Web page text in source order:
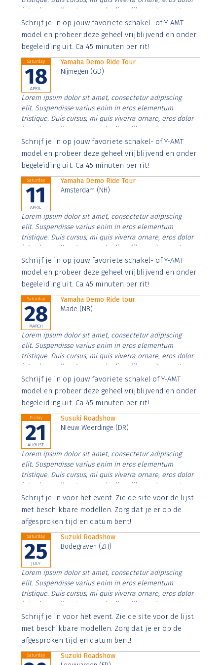
interdum nulla, ut commodo diam libero vitae erat.
Aenean faucibus nibh et justo cursus id rutrum lorem
imperdiet. Nunc ut sem vitae risus tristique posuere.
Schrijf je in op jouw favoriete schakel- of Y-AMT
model en probeer deze geheel vrijblijvend en onder
begeleiding uit. Ca 45 minuten per rit!
Saturday
18
APRIL
Yamaha Demo Ride Tour
Nijmegen (GD)
Lorem ipsum dolor sit amet, consectetur adipiscing
elit. Suspendisse varius enim in eros elementum
tristique. Duis cursus, mi quis viverra ornare, eros dolor
interdum nulla, ut commodo diam libero vitae erat.
Aenean faucibus nibh et justo cursus id rutrum lorem
imperdiet. Nunc ut sem vitae risus tristique posuere.
Schrijf je in op jouw favoriete schakel- of Y-AMT
model en probeer deze geheel vrijblijvend en onder
begeleiding uit. Ca 45 minuten per rit!
Saturday
11
APRIL
Yamaha Demo Ride Tour
Amsterdam (NH)
Lorem ipsum dolor sit amet, consectetur adipiscing
elit. Suspendisse varius enim in eros elementum
tristique. Duis cursus, mi quis viverra ornare, eros dolor
interdum nulla, ut commodo diam libero vitae erat.
Aenean faucibus nibh et justo cursus id rutrum lorem
imperdiet. Nunc ut sem vitae risus tristique posuere.
Schrijf je in op jouw favoriete schakel- of Y-AMT
model en probeer deze geheel vrijblijvend en onder
begeleiding uit. Ca 45 minuten per rit!
Saturday
28
MARCH
Yamaha Demo Ride tour
Made (NB)
Lorem ipsum dolor sit amet, consectetur adipiscing
elit. Suspendisse varius enim in eros elementum
tristique. Duis cursus, mi quis viverra ornare, eros dolor
interdum nulla, ut commodo diam libero vitae erat.
Aenean faucibus nibh et justo cursus id rutrum lorem
imperdiet. Nunc ut sem vitae risus tristique posuere.
Schrijf je in op jouw favoriete schakel of Y-AMT
model en probeer deze geheel vrijblijvend en onder
begeleiding uit. Ca 45 minuten per rit!
Friday
21
AUGUST
Susuki Roadshow
NIeuw Weerdinge (DR)
Lorem ipsum dolor sit amet, consectetur adipiscing
elit. Suspendisse varius enim in eros elementum
tristique. Duis cursus, mi quis viverra ornare, eros dolor
interdum nulla, ut commodo diam libero vitae erat.
Aenean faucibus nibh et justo cursus id rutrum lorem
imperdiet. Nunc ut sem vitae risus tristique posuere.
Schrijf je in voor het event. Zie de site voor de lijst
met beschikbare modellen. Zorg dat je er op de
afgesproken tijd en datum bent!
Saturday
25
JULY
Suzuki Roadshow
Bodegraven (ZH)
Lorem ipsum dolor sit amet, consectetur adipiscing
elit. Suspendisse varius enim in eros elementum
tristique. Duis cursus, mi quis viverra ornare, eros dolor
interdum nulla, ut commodo diam libero vitae erat.
Aenean faucibus nibh et justo cursus id rutrum lorem
imperdiet. Nunc ut sem vitae risus tristique posuere.
Schrijf je in voor het event. Zie de site voor de lijst
met beschikbare modellen. Zorg dat je er op de
afgesproken tijd en datum bent!
Saturday
Suzuki Roadshow